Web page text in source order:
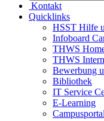
Kontakt
Quicklinks
HSST Hilfe
Infoboard
THWS
THWS
Bewerbung
Bibliothek
IT Service
E-Learning
Campusportal